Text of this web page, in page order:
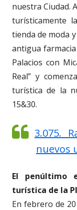
nuestra Ciudad.
turísticamente
tienda de moda
antigua
Palacios con
Real” y
turística de la
15&30.
3.075.
nuevos
El penúltimo
turística de la
En febrero de